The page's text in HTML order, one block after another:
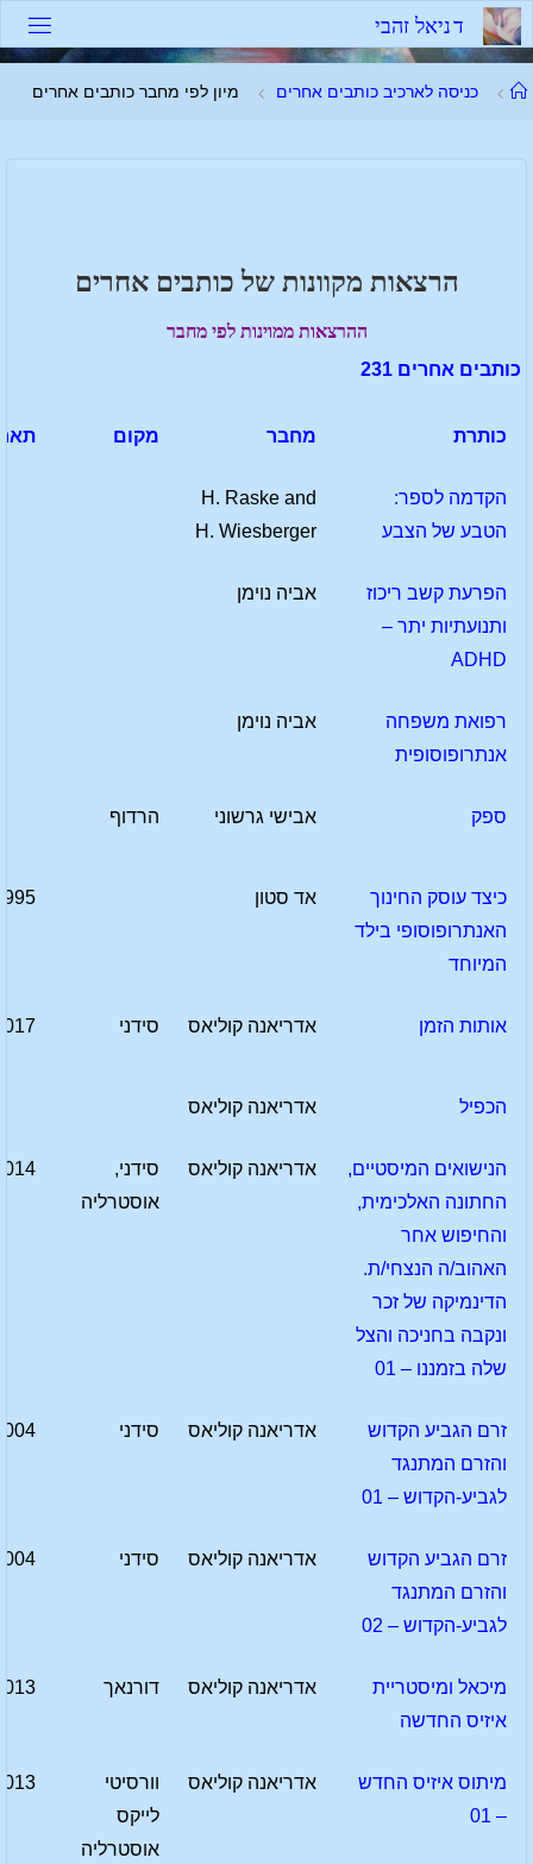
דלגו
לתוכן
דניאל זהבי
עמודכניסה לארכיב כותבים אחרים מיון לפי מחבר כותבים אחרים
הרצאות מקוונות של כותבים אחרים
ההרצאות ממוינות לפי מחבר
כותבים אחרים 231
כותרת מחבר מקום
הקדמה לספר:
הטבע של הצבע
H. Raske and
H. Wiesberger
הפרעת קשב ריכוז
ותנועתיות יתר –
ADHD
אביה נוימן
רפואת משפחה
אנתרופוסופית
אביה נוימן
ספק אבישי גרשוני הרדוף
כיצד עוסק החינוך
האנתרופוסופי בילד
המיוחד
אד סטון
אותות הזמן אדריאנה קוליאס סידני
הכפיל אדריאנה קוליאס
הנישואים המיסטיים,
החתונה האלכימית,
והחיפוש אחר
האהוב/ה הנצחי/ת.
הדינמיקה של זכר
ונקבה בחניכה והצל
שלה בזמננו – 01
אדריאנה קוליאס
סידני,
אוסטרליה
זרם הגביע הקדוש
והזרם המתנגד
לגביע-הקדוש – 01
אדריאנה קוליאס סידני
זרם הגביע הקדוש
והזרם המתנגד
לגביע-הקדוש – 02
אדריאנה קוליאס סידני
מיכאל ומיסטריית
איזיס החדשה
אדריאנה קוליאס דורנאך
מיתוס איזיס החדש
– 01
אדריאנה קוליאס
וורסיטי
לייקס
אוסטרליה